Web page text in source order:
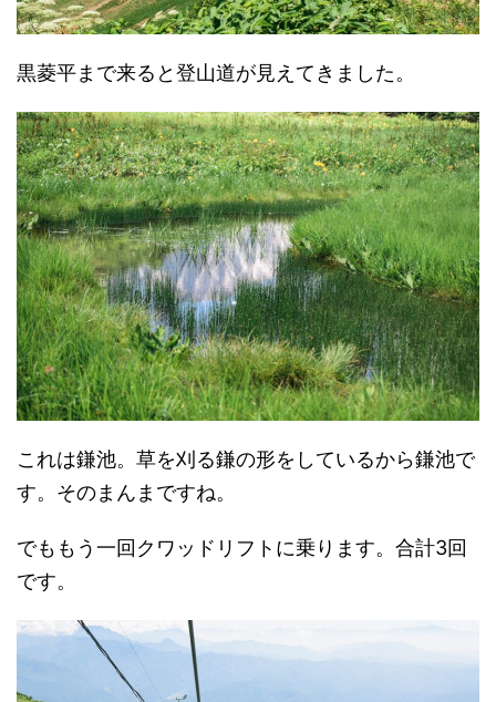
黒菱平まで来ると登山道が見えてきました。
これは鎌池。草を刈る鎌の形をしているから鎌池で
す。そのまんまですね。
でももう一回クワッドリフトに乗ります。合計3回
です。